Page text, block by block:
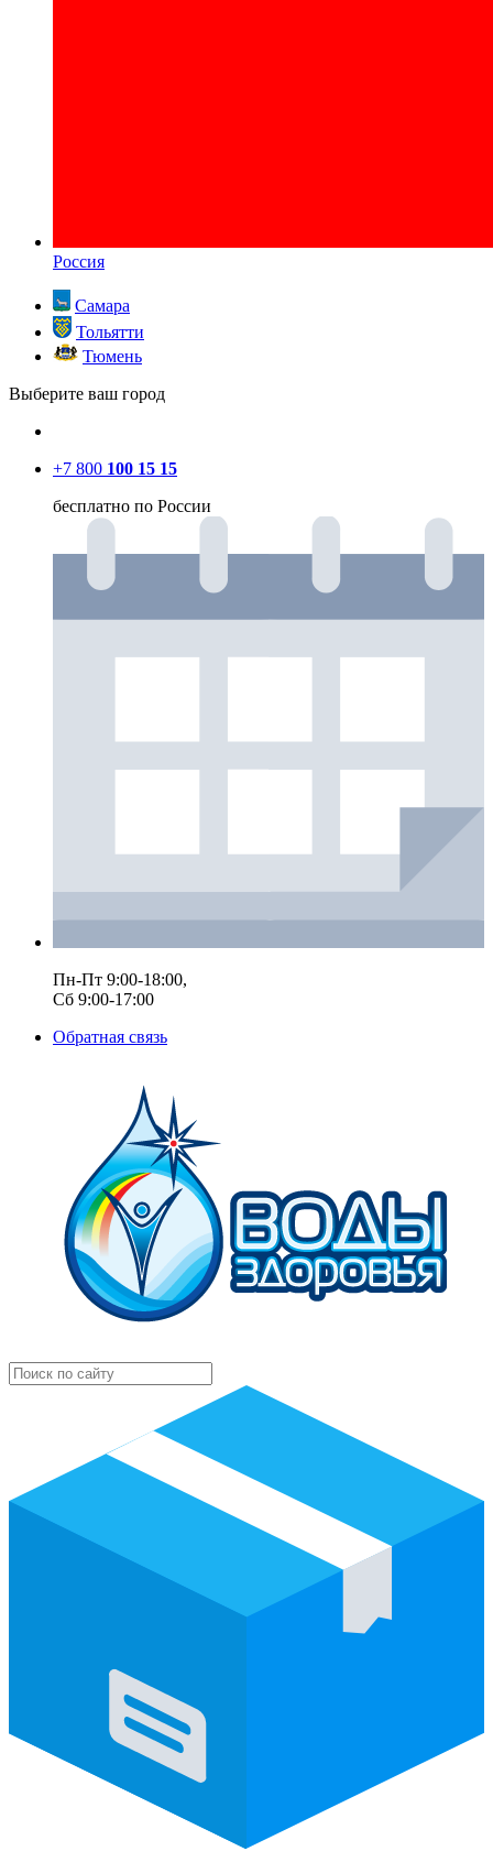
Россия
Самара
Тольятти
Тюмень
Выберите ваш город
+7 800 100 15 15
бесплатно по России
Пн-Пт 9:00-18:00,
Сб 9:00-17:00
Обратная связь